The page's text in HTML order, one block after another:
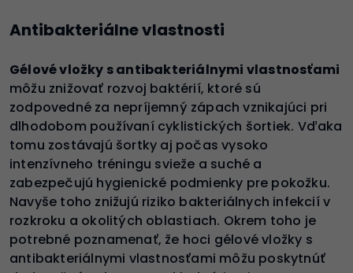
Antibakteriálne vlastnosti
Gélové vložky s antibakteriálnymi vlastnosťami
môžu znižovať rozvoj baktérií, ktoré sú
zodpovedné za nepríjemný zápach vznikajúci pri
dlhodobom používaní cyklistických šortiek. Vďaka
tomu zostávajú šortky aj počas vysoko
intenzívneho tréningu svieže a suché a
zabezpečujú hygienické podmienky pre pokožku.
Navyše toho znižujú riziko bakteriálnych infekcií v
rozkroku a okolitých oblastiach. Okrem toho je
potrebné poznamenať, že hoci gélové vložky s
antibakteriálnymi vlastnosťami môžu poskytnúť